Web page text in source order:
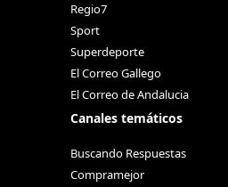
Regio7
Sport
Superdeporte
El Correo Gallego
El Correo de Andalucia
Canales temáticos
Buscando Respuestas
Compramejor